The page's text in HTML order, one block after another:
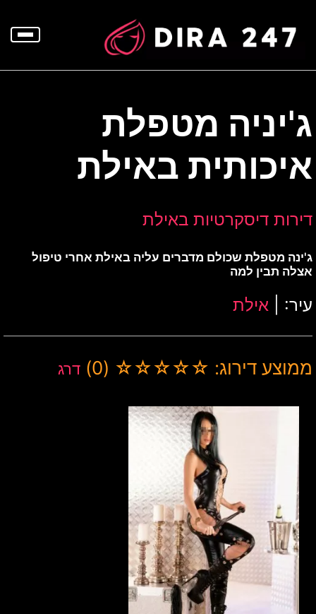
ג'יניה מטפלת
איכותית באילת
דירות דיסקרטיות באילת
ג'ינה מטפלת שכולם מדברים עליה באילת אחרי טיפול
אצלה תבין למה
עיר: | אילת
ממוצע דירוג: ☆☆☆☆☆ (0) דרג